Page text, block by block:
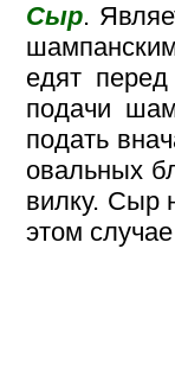
Сыр.
едят
подачи
подать
овальных
вилку. Сыр
этом